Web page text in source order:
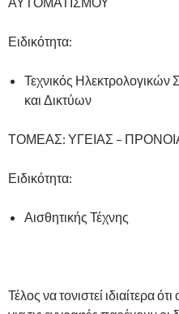
Ειδικότητα:
Τεχνικός
και Δικτύων
ΤΟΜΕΑΣ: ΥΓΕΙΑΣ –
Ειδικότητα:
Αισθητικής Τέχνης
Τέλος να τονιστεί ιδιαίτερα